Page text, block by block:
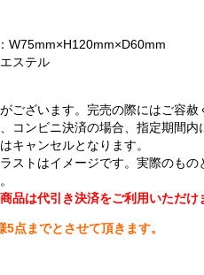
W75mm×H120mm×D60mm
ステル
ございます。完売の際にはご容赦
、コンビニ決済の場合、指定期間
キャンセルとなります。
ラストはイメージです。実際のも
品は代引き決済をご利用いただけ
5点までとさせて頂きます。